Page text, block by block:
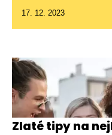
17. 12. 2023
Zlaté tipy na